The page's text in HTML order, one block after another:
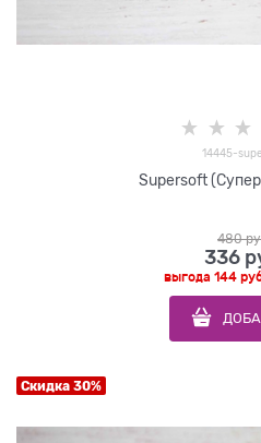
14445-
Supersoft
480
336
выгода 144
Скидка 30%